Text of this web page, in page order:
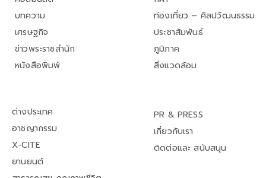
บทความ
เศรษฐกิจ
ข่าวพระราชสำนัก
หนังสือพิมพ์
ท่องเที่ยว – ศิลปวัฒนธรรม
ประชาสัมพันธ์
ภูมิภาค
สิ่งแวดล้อม
ต่างประเทศ
อาชญากรรม
X-CITE
ยานยนต์
PR & PRESS
เกี่ยวกับเรา
ติดต่อและ สนับสนุน